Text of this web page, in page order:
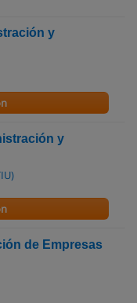
y
y
de Empresas